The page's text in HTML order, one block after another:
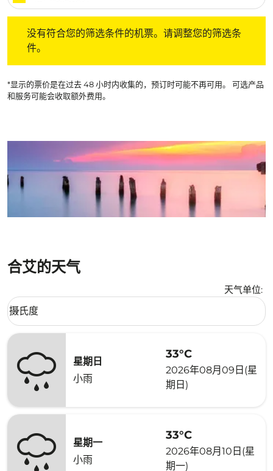
没有符合您的筛选条件的机票。请调整您的筛选条
件。
*显示的票价是在过去 48 小时内收集的，预订时可能不再可用。 可选产品
和服务可能会收取额外费用。
合艾的天气
天气单位:
Weather unit option 摄氏度 Selected
摄氏度
keyboard_arrow_down
星期日
小雨
33°C
2026年08月09日(星
期日)
星期一
小雨
33°C
2026年08月10日(星
期一)